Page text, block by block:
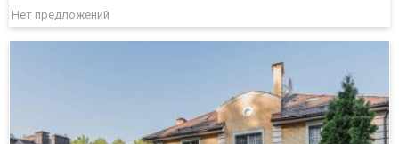
Нет предложений